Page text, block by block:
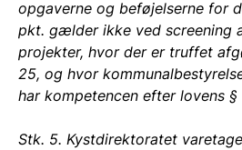
opgaverne og beføjelserne for
pkt. gælder ikke ved screening
projekter, hvor der er truffet
25, og hvor
har kompetencen efter lovens §
Stk. 5. Kystdirektoratet